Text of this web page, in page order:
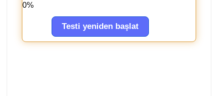
0%
Testi yeniden başlat